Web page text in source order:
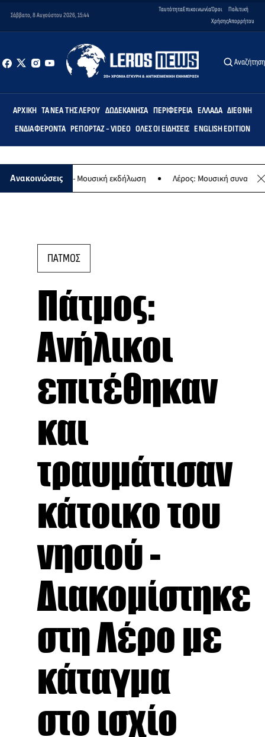
Σάββατο, 8 Αυγούστου 2026, 15:44
ΤαυτότηταΕπικοινωνίαΌροι
Χρήσης
Πολιτική
Απορρήτου
Αναζήτηση
ΑΡΧΙΚΉ ΤΑ ΝΈΑ ΤΗΣ ΛΈΡΟΥ ΔΩΔΕΚΆΝΗΣΑ ΠΕΡΙΦΈΡΕΙΑ ΕΛΛΆΔΑ ΔΙΕΘΝΉ
ΕΝΔΙΑΦΈΡΟΝΤΑ ΡΕΠΟΡΤΆΖ - VIDEO ΌΛΕΣ ΟΙ ΕΙΔΉΣΕΙΣ ENGLISH EDITION
Ανακοινώσεις
Παναγίας - Μουσική εκδήλωση Λέρος: Μουσική συναυλία
ΠΑΤΜΟΣ
Πάτμος:
Ανήλικοι
επιτέθηκαν
και
τραυμάτισαν
κάτοικο του
νησιού -
Διακομίστηκε
στη Λέρο με
κάταγμα
στο ισχίο